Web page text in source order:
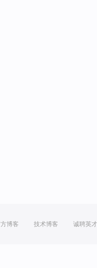
博客 技术博客 诚聘英才